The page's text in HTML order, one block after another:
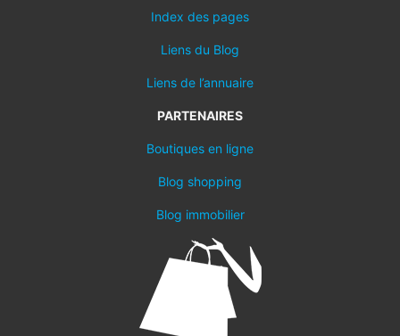
Index des pages
Liens du Blog
Liens de l’annuaire
PARTENAIRES
Boutiques en ligne
Blog shopping
Blog immobilier